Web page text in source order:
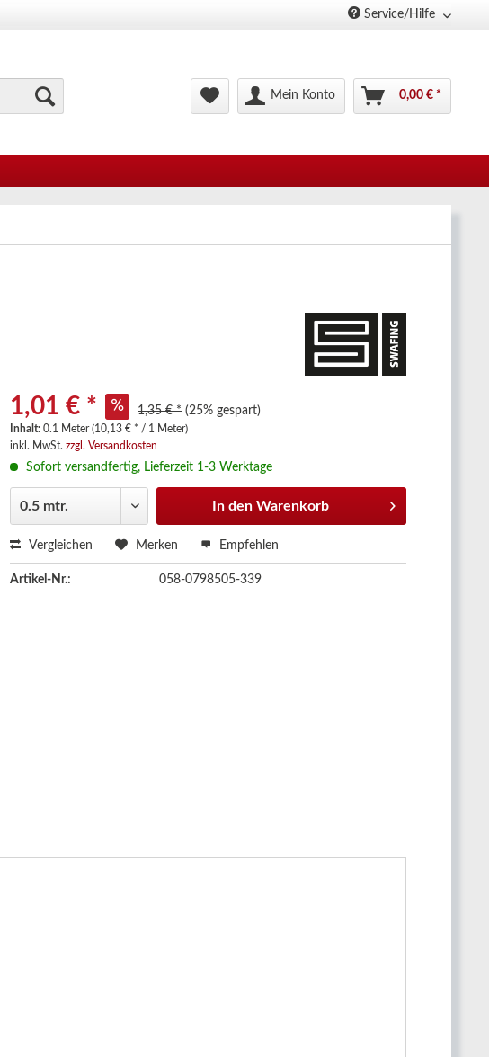
Service/Hilfe
Mein Konto 0,00 € *
1,01 € * 1,35 € * (25% gespart)
Inhalt:0.1 Meter (10,13 € * / 1 Meter)
inkl. MwSt.zzgl. Versandkosten
Sofort versandfertig, Lieferzeit 1-3 Werktage
In den Warenkorb
Vergleichen Merken Empfehlen
Artikel-Nr.: 058-0798505-339